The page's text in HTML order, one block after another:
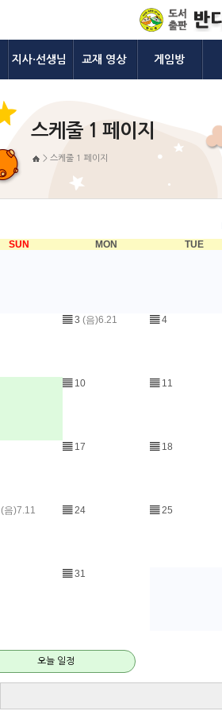
지사·선생님 교재 영상 게임방
스케줄 1 페이지
> 스케줄 1 페이지
SUN MON TUE
▤ 3 (음)6.21 ▤ 4
▤ 10 ▤ 11
▤ 17 ▤ 18
(음)7.11 ▤ 24 ▤ 25
▤ 31
오늘 일정